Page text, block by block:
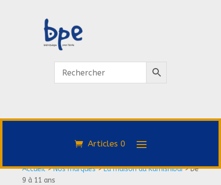
Articles 0
Accueil>Nos marques>La maison du Kamishibai>De
9 à 11 ans